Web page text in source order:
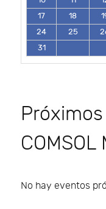
17
18
24
25
31
No hay eventos